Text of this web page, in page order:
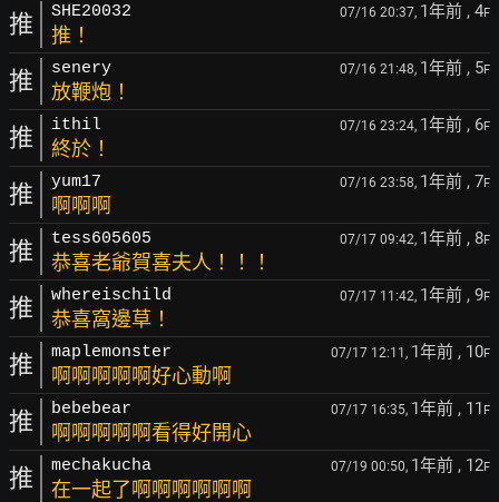
推 SHE20032 07/16 20:37, 1年前 , 4F
推！
推 senery 07/16 21:48, 1年前 , 5F
放鞭炮！
推 ithil 07/16 23:24, 1年前 , 6F
終於！
推 yum17 07/16 23:58, 1年前 , 7F
啊啊啊
推 tess605605 07/17 09:42, 1年前 , 8F
恭喜老爺賀喜夫人！！！
推 whereischild 07/17 11:42, 1年前 , 9F
恭喜窩邊草！
推 maplemonster 07/17 12:11, 1年前 , 10F
啊啊啊啊啊好心動啊
推 bebebear 07/17 16:35, 1年前 , 11 F
啊啊啊啊啊看得好開心
推 mechakucha 07/19 00:50, 1年前 , 12F
在一起了啊啊啊啊啊啊